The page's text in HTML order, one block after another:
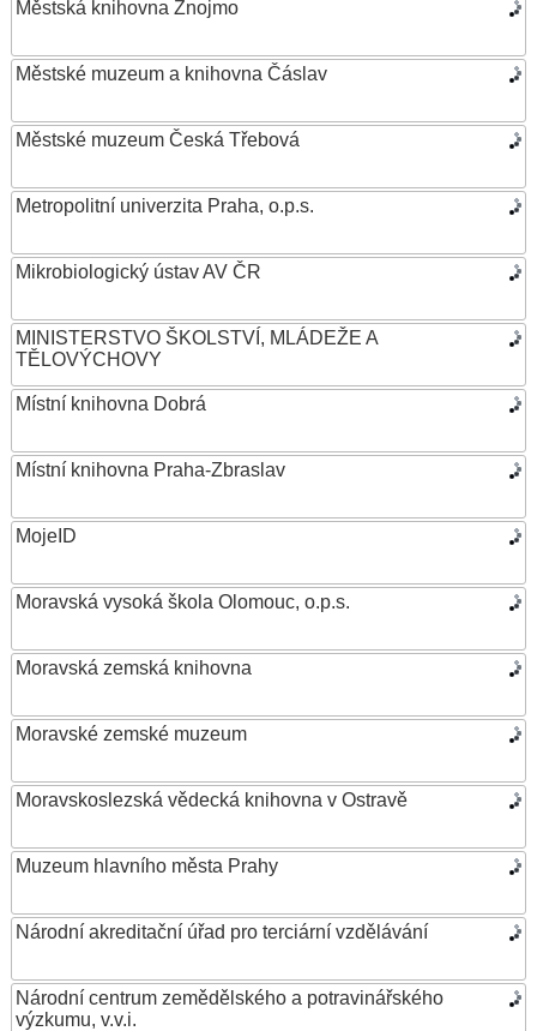
Městská knihovna Znojmo
Městské muzeum a knihovna Čáslav
Městské muzeum Česká Třebová
Metropolitní univerzita Praha, o.p.s.
Mikrobiologický ústav AV ČR
MINISTERSTVO ŠKOLSTVÍ, MLÁDEŽE A
TĚLOVÝCHOVY
Místní knihovna Dobrá
Místní knihovna Praha-Zbraslav
MojeID
Moravská vysoká škola Olomouc, o.p.s.
Moravská zemská knihovna
Moravské zemské muzeum
Moravskoslezská vědecká knihovna v Ostravě
Muzeum hlavního města Prahy
Národní akreditační úřad pro terciární vzdělávání
Národní centrum zemědělského a potravinářského
výzkumu, v.v.i.